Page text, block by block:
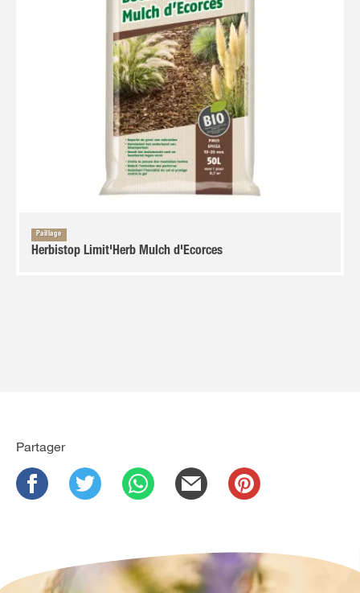
Paillage
Herbistop Limit'Herb Mulch d'Ecorces
Partager